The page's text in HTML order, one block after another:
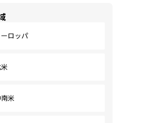
ロッパ
米